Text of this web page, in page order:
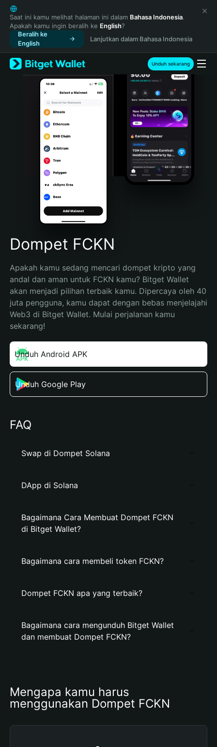
English
日本語
Tiếng Việt
Русский
Español (Latinoamérica)
Türkçe
Italiano
Português (Portugal)
Bahasa Indonesia
Português (Brasil)
Español (Argentina)
Saat ini kamu melihat halaman ini dalam Bahasa Indonesia.
Apakah kamu ingin beralih ke English?
Beralih ke
English
Lanjutkan dalam Bahasa Indonesia
Unduh sekarang
Dompet FCKN
Apakah kamu sedang mencari dompet kripto yang
andal dan aman untuk FCKN kamu? Bitget Wallet
akan menjadi pilihan terbaik kamu. Dipercaya oleh 40
juta pengguna, kamu dapat dengan bebas menjelajahi
Web3 di Bitget Wallet. Mulai perjalanan kamu
sekarang!
Unduh Android APK
Unduh Google Play
FAQ
Swap di Dompet Solana
DApp di Solana
Bagaimana Cara Membuat Dompet FCKN
di Bitget Wallet?
Bagaimana cara membeli token FCKN?
Dompet FCKN apa yang terbaik?
Bagaimana cara mengunduh Bitget Wallet
dan membuat Dompet FCKN?
Mengapa kamu harus
menggunakan Dompet FCKN